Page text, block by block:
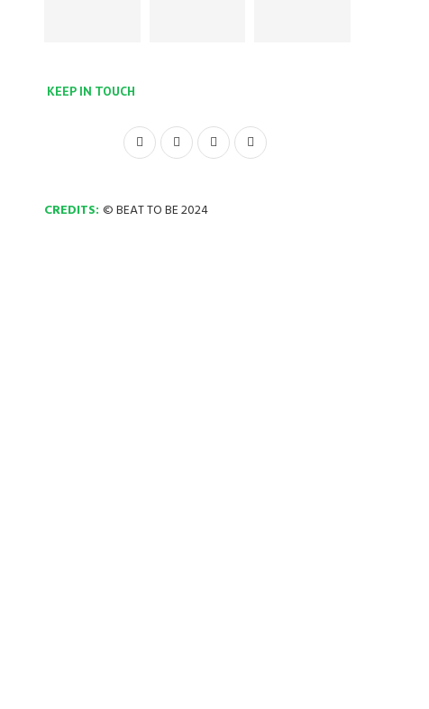
KEEP IN TOUCH
CREDITS: © BEAT TO BE 2024